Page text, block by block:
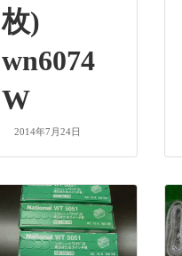
枚)
wn6074
W
2014年7月24日